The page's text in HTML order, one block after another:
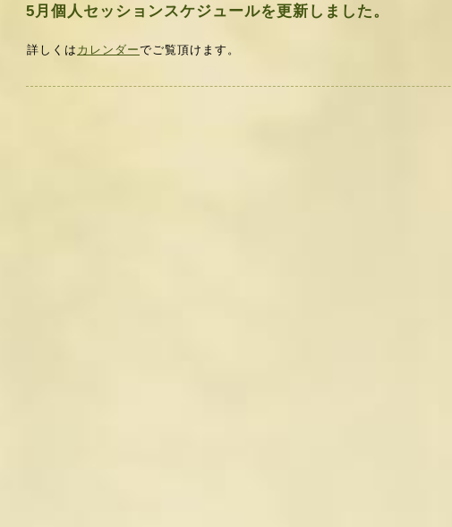
5月個人セッションスケジュールを更新しました。
詳しくは カレンダーでご覧頂けます。